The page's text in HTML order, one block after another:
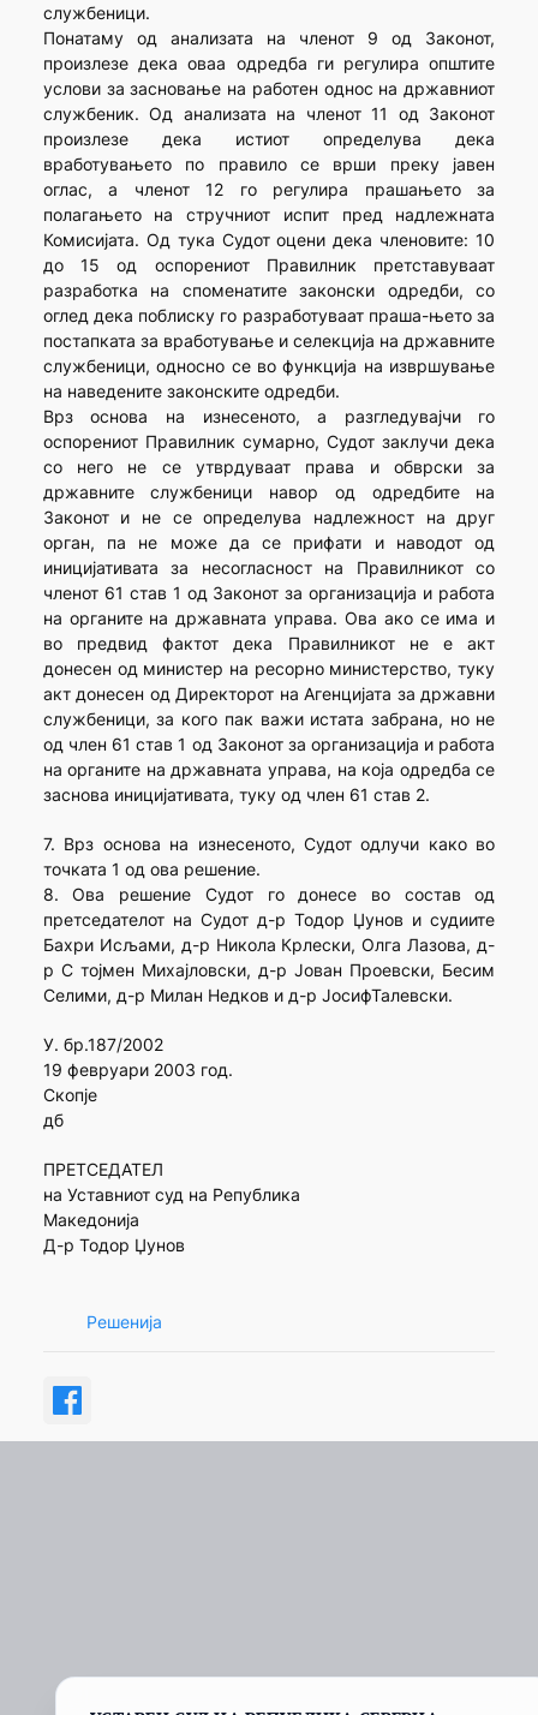
службеници.
Понатаму од анализата на членот 9 од Законот,
произлезе дека оваа одредба ги регулира општите
услови за засновање на работен однос на државниот
службеник. Од анализата на членот 11 од Законот
произлезе дека истиот определува дека
вработувањето по правило се врши преку јавен
оглас, а членот 12 го регулира прашањето за
полагањето на стручниот испит пред надлежната
Комисијата. Од тука Судот оцени дека членовите: 10
до 15 од оспорениот Правилник претставуваат
разработка на споменатите законски одредби, со
оглед дека поблиску го разработуваат праша-њето за
постапката за вработување и селекција на државните
службеници, односно се во функција на извршување
на наведените законските одредби.
Врз основа на изнесеното, а разгледувајчи го
оспорениот Правилник сумарно, Судот заклучи дека
со него не се утврдуваат права и обврски за
државните службеници навор од одредбите на
Законот и не се определува надлежност на друг
орган, па не може да се прифати и наводот од
иницијативата за несогласност на Правилникот со
членот 61 став 1 од Законот за организација и работа
на органите на државната управа. Ова ако се има и
во предвид фактот дека Правилникот не е акт
донесен од министер на ресорно министерство, туку
акт донесен од Директорот на Агенцијата за државни
службеници, за кого пак важи истата забрана, но не
од член 61 став 1 од Законот за организација и работа
на органите на државната управа, на која одредба се
заснова иницијативата, туку од член 61 став 2.
7. Врз основа на изнесеното, Судот одлучи како во
точката 1 од ова решение.
8. Ова решение Судот го донесе во состав од
претседателот на Судот д-р Тодор Џунов и судиите
Бахри Исљами, д-р Никола Крлески, Олга Лазова, д-
р С тојмен Михајловски, д-р Јован Проевски, Бесим
Селими, д-р Милан Недков и д-р ЈосифТалевски.
У. бр.187/2002
19 февруари 2003 год.
Скопје
дб
ПРЕТСЕДАТЕЛ
на Уставниот суд на Република
Македонија
Д-р Тодор Џунов
Решенија